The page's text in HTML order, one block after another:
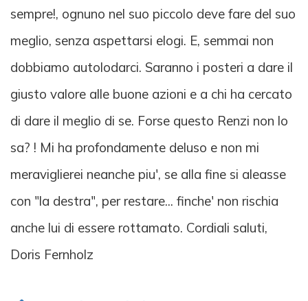
sempre!, ognuno nel suo piccolo deve fare del suo
meglio, senza aspettarsi elogi. E, semmai non
dobbiamo autolodarci. Saranno i posteri a dare il
giusto valore alle buone azioni e a chi ha cercato
di dare il meglio di se. Forse questo Renzi non lo
sa? ! Mi ha profondamente deluso e non mi
meraviglierei neanche piu', se alla fine si aleasse
con "la destra", per restare... finche' non rischia
anche lui di essere rottamato. Cordiali saluti,
Doris Fernholz